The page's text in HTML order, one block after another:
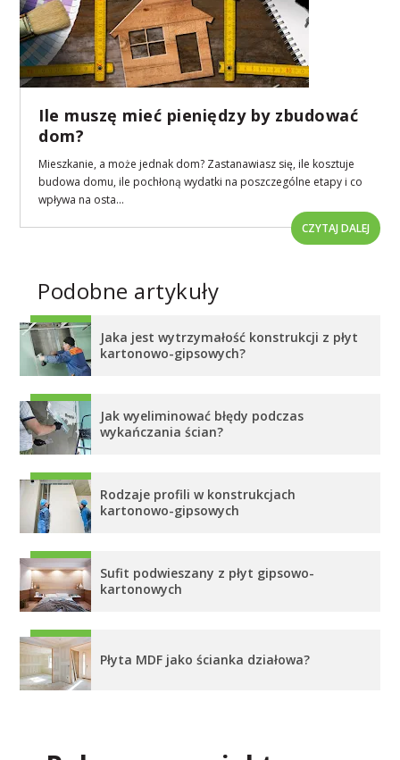
Ile muszę mieć pieniędzy by zbudować
dom?
Mieszkanie, a może jednak dom? Zastanawiasz się, ile kosztuje
budowa domu, ile pochłoną wydatki na poszczególne etapy i co
wpływa na osta...
CZYTAJ DALEJ
Podobne artykuły
Jaka jest wytrzymałość konstrukcji z płyt
kartonowo-gipsowych?
Jak wyeliminować błędy podczas
wykańczania ścian?
Rodzaje profili w konstrukcjach
kartonowo-gipsowych
Sufit podwieszany z płyt gipsowo-
kartonowych
Płyta MDF jako ścianka działowa?